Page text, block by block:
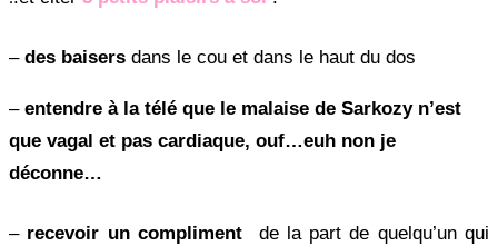
– des baisers dans le cou et dans le haut du dos
– entendre à la télé que le malaise de Sarkozy n’est
que vagal et pas cardiaque, ouf…euh non je
déconne…
– recevoir un complimentde la part de quelqu’un qui